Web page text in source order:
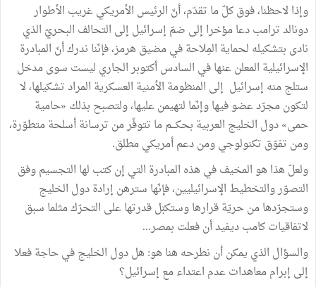
وإذا لاحظنا، فوق كلّ ما تقدّم، أنّ الرئيس الأمريكي غريب الأطوار
دونالد ترامب دعا مؤخرا إلى ضمّ إسرائيل إلى التحالف البحريّ الذي
نادى بتشكيله لحماية المِلاحة في مضيق هرمز، فإنّنا ندرك أنّ المبادرة
الإسرائيلية المعلن عنها في السادس أكتوبر الجاري ليست سوى مدخل
ستلج منه إسرائيل إلى المنظومة الأمنية العسكرية المراد تشكيلها، لا
لتكون مجرّد عضو فيها وإنّما لتهيمن عليها، ولتصبح بذلك «حامية
حمى» دول الخليج العربية بحكـــم ما تتوفّر من ترسانة أسلحة متطوّرة،
ومن تفوّق تكنولوجي ومن دعم أمريكي مطلق.
ولعلّ هذا هو المخيف في هذه المبادرة التي إن كتب لها التجسيم وفق
التصوّر والتخطيط الإسرائيليين، فإنّها سترهن إرادة دول الخليج
وستجرّدها من حريّة قرارها وستكبّل قدرتها على التحرّك مثلما سبق
لاتفاقيات كامب ديفيد أن فعلت بمصر...
والسؤال الذي يمكن أن نطرحه هنا هو: هل دول الخليج في حاجة فعلا
إلى إبرام معاهدات عدم اعتداء مع إسرائيل؟